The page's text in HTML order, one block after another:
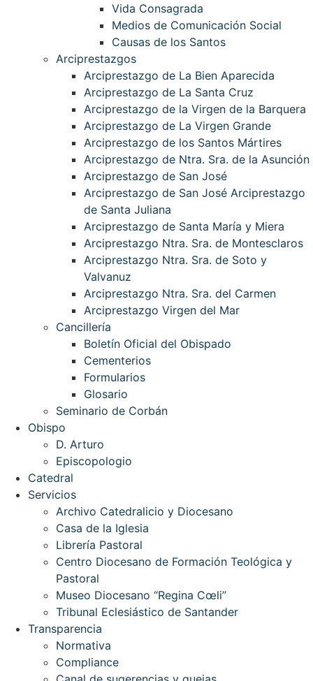
Vida Consagrada
Medios de Comunicación Social
Causas de los Santos
Arciprestazgos
Arciprestazgo de La Bien Aparecida
Arciprestazgo de La Santa Cruz
Arciprestazgo de la Virgen de la Barquera
Arciprestazgo de La Virgen Grande
Arciprestazgo de los Santos Mártires
Arciprestazgo de Ntra. Sra. de la Asunción
Arciprestazgo de San José
Arciprestazgo de San José Arciprestazgo
de Santa Juliana
Arciprestazgo de Santa María y Miera
Arciprestazgo Ntra. Sra. de Montesclaros
Arciprestazgo Ntra. Sra. de Soto y
Valvanuz
Arciprestazgo Ntra. Sra. del Carmen
Arciprestazgo Virgen del Mar
Cancillería
Boletín Oficial del Obispado
Cementerios
Formularios
Glosario
Seminario de Corbán
Obispo
D. Arturo
Episcopologio
Catedral
Servicios
Archivo Catedralicio y Diocesano
Casa de la Iglesia
Librería Pastoral
Centro Diocesano de Formación Teológica y
Pastoral
Museo Diocesano “Regina Cœli”
Tribunal Eclesiástico de Santander
Transparencia
Normativa
Compliance